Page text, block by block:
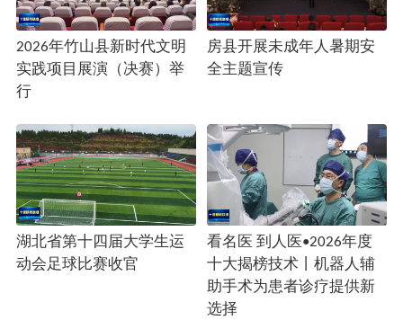
2026年竹山县新时代文明
实践项目展演（决赛）举
行
房县开展未成年人暑期安
全主题宣传
湖北省第十四届大学生运
动会足球比赛收官
看名医 到人医•2026年度
十大揭榜技术丨机器人辅
助手术为患者诊疗提供新
选择